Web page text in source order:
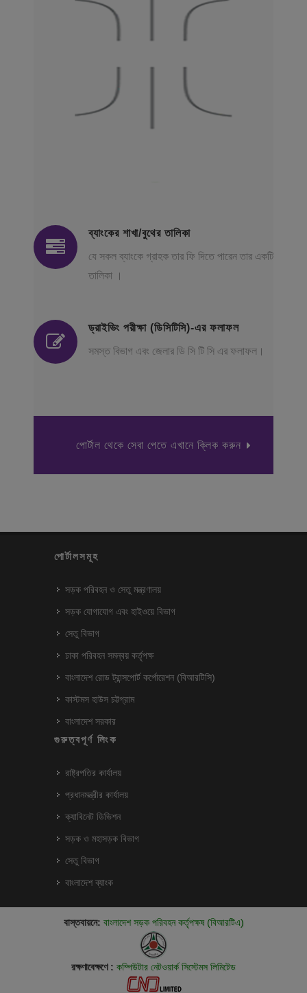
ব্যাংকের শাখা/বুথের তালিকা
যে সকল ব্যাংকে গ্রাহক তার ফি দিতে পারেন তার একটি
তালিকা ।
ড্রাইভিং পরীক্ষা (ডিসিটিসি)-এর ফলাফল
সমস্ত বিভাগ এবং জেলার ডি সি টি সি এর ফলাফল।
পোর্টাল থেকে সেবা পেতে এখানে ক্লিক করুন
পোর্টালসমূহ
সড়ক পরিবহন ও সেতু মন্ত্রণালয়
সড়ক যোগাযোগ এবং হাইওয়ে বিভাগ
সেতু বিভাগ
ঢাকা পরিবহন সমন্বয় কর্তৃপক্ষ
বাংলাদেশ রোড ট্রান্সপোর্ট কর্পোরেশন (বিআরটিসি)
কাস্টমস হাউস চট্টগ্রাম
বাংলাদেশ সরকার
গুরুত্বপূর্ণ লিংক
রাষ্ট্রপতির কার্যালয়
প্রধানমন্ত্রীর কার্যালয়
ক্যাবিনেট ডিভিশন
সড়ক ও মহাসড়ক বিভাগ
সেতু বিভাগ
বাংলাদেশ ব্যাংক
বাস্তবায়নে: বাংলাদেশ সড়ক পরিবহন কর্তৃপক্ষ (বিআরটিএ)
রক্ষণাবেক্ষণে : কম্পিউটার নেটওয়ার্ক সিস্টেমস লিমিটেড